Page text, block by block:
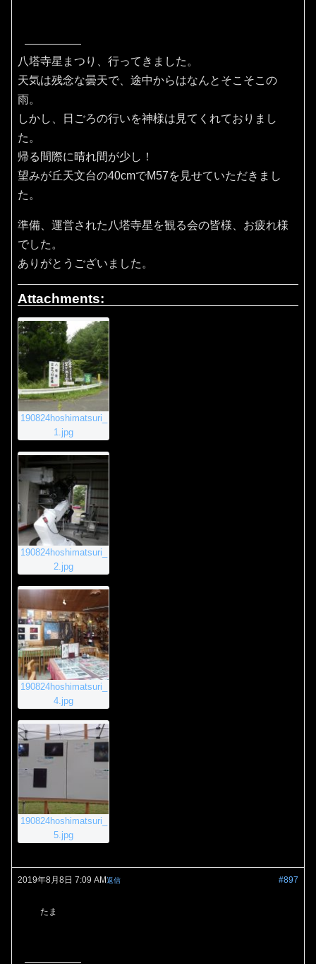
八塔寺星まつり、行ってきました。
天気は残念な曇天で、途中からはなんとそこそこの
雨。
しかし、日ごろの行いを神様は見てくれておりまし
た。
帰る間際に晴れ間が少し！
望みが丘天文台の40cmでM57を見せていただきまし
た。
準備、運営された八塔寺星を観る会の皆様、お疲れ様
でした。
ありがとうございました。
Attachments:
190824hoshimatsuri_
1.jpg
190824hoshimatsuri_
2.jpg
190824hoshimatsuri_
4.jpg
190824hoshimatsuri_
5.jpg
2019年8月8日 7:09 AM #897
返信
たま